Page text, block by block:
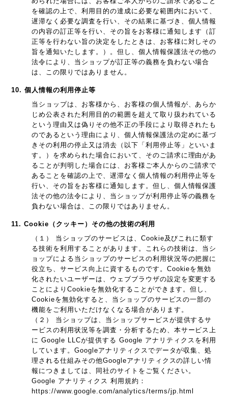
を確認の上で、利用目的の達成に必要な範囲内において、
遅滞なく必要な調査を行い、その結果に基づき、個人情報
の内容の訂正等を行い、その旨をお客様に通知します（訂
正等を行わない旨の決定をしたときは、お客様に対しその
旨を通知いたします。）。但し、個人情報保護法その他の
法令により、当ショップが訂正等の義務を負わない場合
は、この限りではありません。
10. 個人情報の利用停止等
当ショップは、お客様から、お客様の個人情報が、あらか
じめ公表された利用目的の範囲を超えて取り扱われている
という理由又は偽りその他不正の手段により取得されたも
のであるという理由により、個人情報保護法の定めに基づ
きその利用の停止又は消去（以下「利用停止等」といいま
す。）を求められた場合において、そのご請求に理由があ
ることが判明した場合には、お客様ご本人からのご請求で
あることを確認の上で、遅滞なく個人情報の利用停止等を
行い、その旨をお客様に通知します。但し、個人情報保護
法その他の法令により、当ショップが利用停止等の義務を
負わない場合は、この限りではありません。
11. Cookie（クッキー）その他の技術の利用
（１） 当ショップのサービスは、Cookie及びこれに類す
る技術を利用することがあります。これらの技術は、当シ
ョップによる当ショップのサービスの利用状況等の把握に
役立ち、サービス向上に資するものです。Cookieを無効
化されたいユーザーは、ウェブブラウザの設定を変更する
ことによりCookieを無効化することができます。但し、
Cookieを無効化すると、当ショップのサービスの一部の
機能をご利用いただけなくなる場合があります。
（２） 当ショップは、当ショップサービスが提供するサ
ービスの利用状況等を調査・分析するため、本サービス上
に Google LLCが提供する Google アナリティクスを利用
しています。Googleアナリティクスでデータが収集、処
理される仕組みその他Googleアナリティクスの詳しい情
報につきましては、同社のサイトをご覧ください。
Google アナリティクス 利用規約：
https://www.google.com/analytics/terms/jp.html